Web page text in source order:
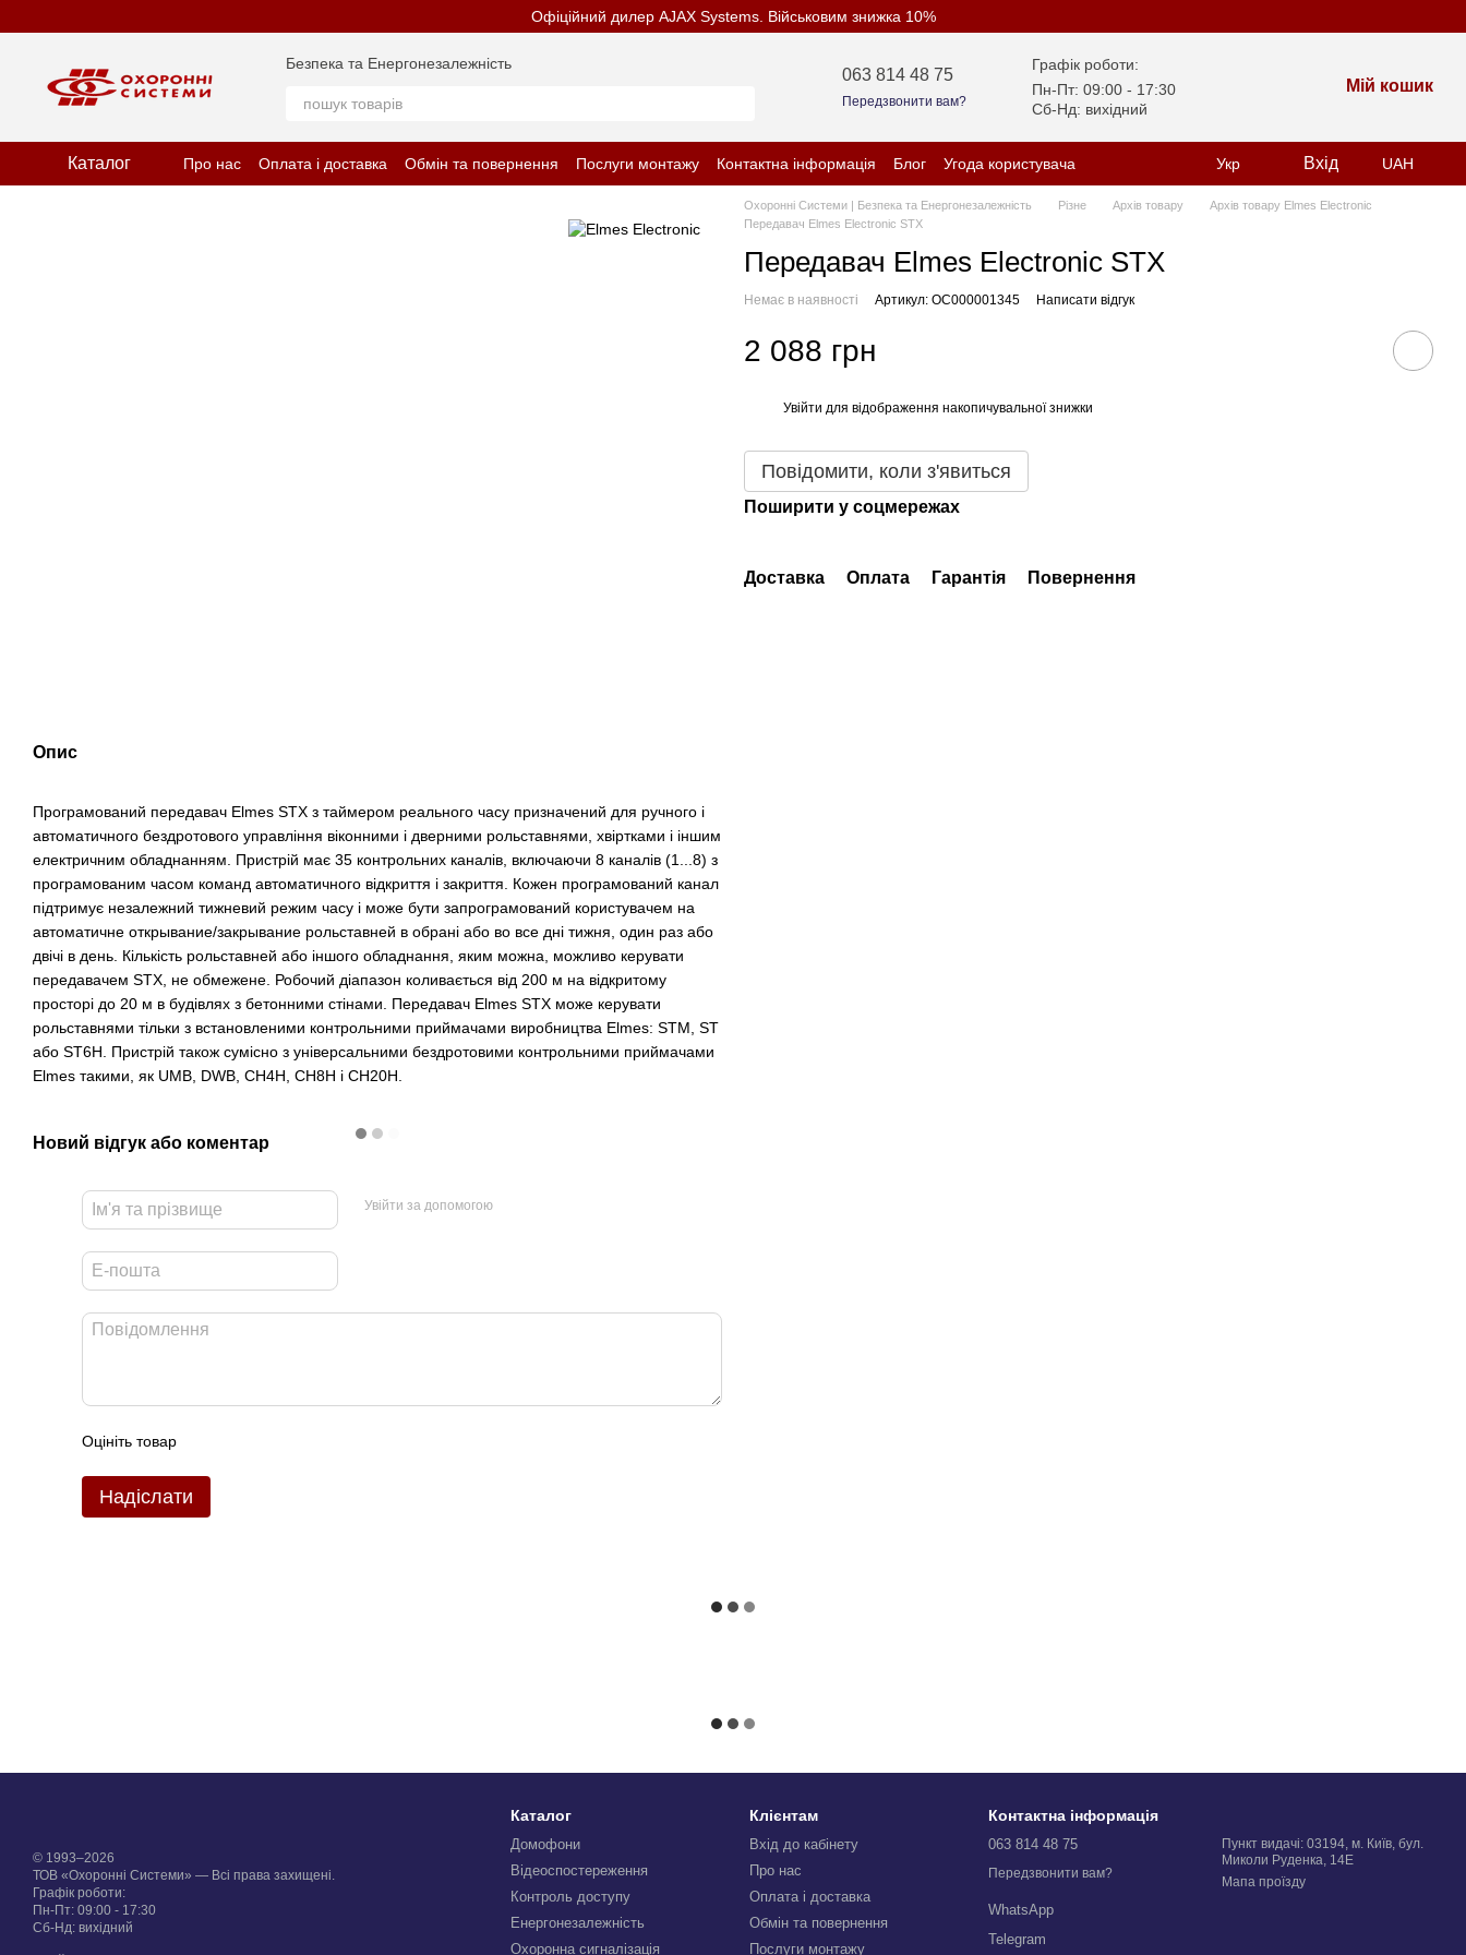
Офіційний дилер AJAX Systems. Військовим знижка 10%
Безпека та Енергонезалежність
063 814 48 75
Передзвонити вам?
Графік роботи:
Пн-Пт: 09:00 - 17:30
Сб-Нд: вихідний
Мій кошик
Каталог Про нас Оплата і доставка Обмін та повернення Послуги монтажу Контактна інформація Блог
Угода користувача
Відгуки про магазин
Політика конфіденційності
Укр Вхід UAH
Опис
Програмований передавач Elmes STX з таймером реального часу призначений для ручного і
автоматичного бездротового управління віконними і дверними рольставнями, хвіртками і іншим
електричним обладнанням. Пристрій має 35 контрольних каналів, включаючи 8 каналів (1...8) з
програмованим часом команд автоматичного відкриття і закриття. Кожен програмований канал
підтримує незалежний тижневий режим часу і може бути запрограмований користувачем на
автоматичне открывание/закрывание рольставней в обрані або во все дні тижня, один раз або
двічі в день. Кількість рольставней або іншого обладнання, яким можна, можливо керувати
передавачем STX, не обмежене. Робочий діапазон коливається від 200 м на відкритому
просторі до 20 м в будівлях з бетонними стінами. Передавач Elmes STX може керувати
рольставнями тільки з встановленими контрольними приймачами виробництва Elmes: STM, ST
або ST6H. Пристрій також сумісно з універсальними бездротовими контрольними приймачами
Elmes такими, як UMB, DWB, CH4H, CH8H і CH20H.
Новий відгук або коментар
Увійти за допомогою
Оцініть товар
Надіслати
Охоронні Системи | Безпека та Енергонезалежність Різне Архів товару
Архів товару Elmes Electronic
Передавач Elmes Electronic STX
Передавач Elmes Electronic STX
Немає в наявності Артикул: OC000001345 Написати відгук
2 088 грн
Увійти для відображення накопичувальної знижки
Повідомити, коли з'явиться
Поширити у соцмережах
Доставка Оплата Гарантія Повернення
© 1993–2026
ТОВ «Охоронні Системи» — Всі права захищені.
Графік роботи:
Пн-Пт: 09:00 - 17:30
Сб-Нд: вихідний
Каталог
Домофони
Відеоспостереження
Контроль доступу
Енергонезалежність
Охоронна сигналізація
Клієнтам
Вхід до кабінету
Про нас
Оплата і доставка
Обмін та повернення
Послуги монтажу
Контактна інформація
063 814 48 75
Передзвонити вам?
WhatsApp
Telegram
Пункт видачі: 03194, м. Київ, бул.
Миколи Руденка, 14Е
Мапа проїзду